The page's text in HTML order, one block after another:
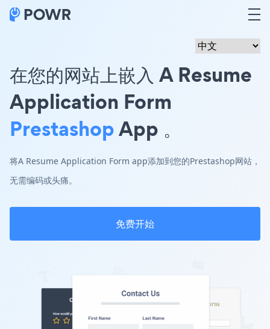
在您的网站上嵌入 A Resume
Application Form
PrestashopApp 。
将A Resume Application Form app添加到您的Prestashop网站，
无需编码或头痛。
免费开始